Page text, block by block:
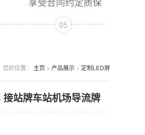
您的位置： 主页 > 产品展示 > 定制LED屏
站牌车站机场导流牌